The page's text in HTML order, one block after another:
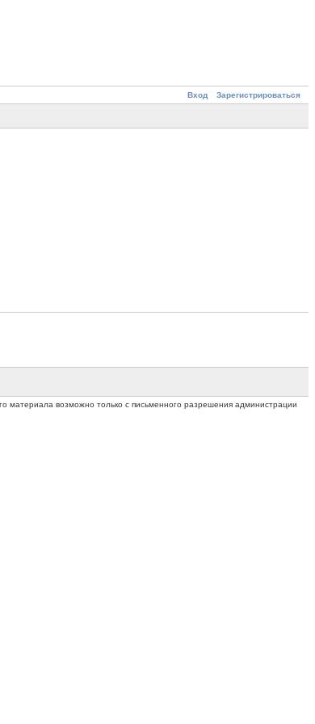
Вход
Зарегистрироваться
материала возможно только с письменного разрешения администрации